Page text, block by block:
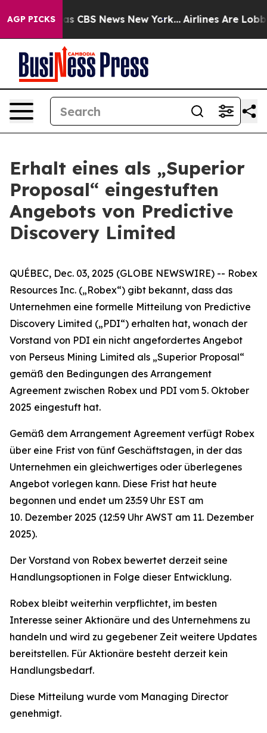
AGP PICKSwas CBS News New York... Airlines Are
Erhalt eines als „Superior
Proposal“ eingestuften
Angebots von Predictive
Discovery Limited
QUÉBEC, Dec. 03, 2025 (GLOBE NEWSWIRE) -- Robex
Resources Inc. („Robex“) gibt bekannt, dass das
Unternehmen eine formelle Mitteilung von Predictive
Discovery Limited („PDI“) erhalten hat, wonach der
Vorstand von PDI ein nicht angefordertes Angebot
von Perseus Mining Limited als „Superior Proposal“
gemäß den Bedingungen des Arrangement
Agreement zwischen Robex und PDI vom 5. Oktober
2025 eingestuft hat.
Gemäß dem Arrangement Agreement verfügt Robex
über eine Frist von fünf Geschäftstagen, in der das
Unternehmen ein gleichwertiges oder überlegenes
Angebot vorlegen kann. Diese Frist hat heute
begonnen und endet um 23:59 Uhr EST am
10. Dezember 2025 (12:59 Uhr AWST am 11. Dezember
2025).
Der Vorstand von Robex bewertet derzeit seine
Handlungsoptionen in Folge dieser Entwicklung.
Robex bleibt weiterhin verpflichtet, im besten
Interesse seiner Aktionäre und des Unternehmens zu
handeln und wird zu gegebener Zeit weitere Updates
bereitstellen. Für Aktionäre besteht derzeit kein
Handlungsbedarf.
Diese Mitteilung wurde vom Managing Director
genehmigt.